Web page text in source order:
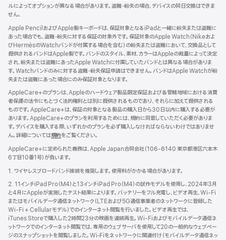
ルによってオプションが異なる場合があります。盗難・紛失の場合、デバイスの同日交換はできま
せん。
Apple PencilおよびApple製キーボードは、保証対象となるiPadと一緒に紛失または盗難に
あった場合でも、盗難・紛失に対する保証の対象外です。保証対象のApple Watch（Nikeおよ
びHermèsのWatchバンドが付属する場合を含む）の紛失または盗難において、交換品として
提供されるバンドはApple製です。バンドのスタイル、素材、カラーはAppleの裁量によって決定
され、紛失または盗難にあったApple Watchに付属していたバンドとは異なる場合がありま
す。Watchバンドのみに対する盗難・紛失保証申請はできません。バンドはApple Watchが紛
失または盗難にあった場合にのみ保証対象となります。
AppleCare+のプランは、Appleのハードウェア製品限定保証および各管轄地域における消費
者保護の法令にもとづく法的権利とは別に提供されるものであり、それらに加えて提供される
ものです。AppleCare+は、保証の対象となる製品の購入日から30日以内に購入する必要が
あります。AppleCare+のプランを利用するためには、規約に同意していただく必要がありま
す。デバイスを購入する際、いずれかのプランを必ず購入しなければならないわけではありませ
ん。詳細については規約（新
ウ
イ
ン
ウ
で
開
き
ま
す）
をご覧ください。
AppleCare+に定められた義務は、Apple Japan合同会社（106-6140 東京都港区六本木
6丁目10番1号）が負いま す 。
1. ワイヤレスブロードバンド接続を推奨します。使用料がかかる場合があります。
2. 11インチiPad Pro（M4）と13インチiPad Pro（M4）の試作モデルを使用し、2024年3月
と4月にAppleが実施したテスト結果によります。バッテリーをフル充電し、ビデオ再生、Wi-Fi
またはモバイルデータ通信ネットワーク（LTEおよび5G通信事業者のネットワークに登録した
Wi-Fi + Cellularモデル）でのインターネット閲覧を行いました。ビデオ再生では、
iTunes Storeで購入した2時間23分の映画を連続再生。Wi-Fiおよびモバイルデータ通信ネ
ットワークでのインターネット閲覧では、専用のウェブサーバを使用して20の一般的なウェブペー
ジのスナップショットを閲覧しました。Wi‑Fiをネットワークに関連付け（モバイルデータ通信ネッ